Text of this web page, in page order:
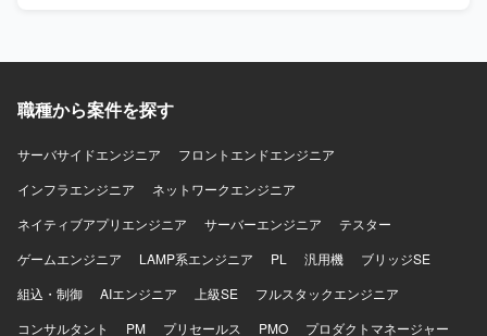
職種から案件を探す
サーバサイドエンジニア
フロントエンドエンジニア
インフラエンジニア
ネットワークエンジニア
ネイティブアプリエンジニア
サーバーエンジニア
テスター
ゲームエンジニア
LAMP系エンジニア PL 汎用機
ブリッジSE
組込・制御
AIエンジニア 上級SE
フルスタックエンジニア
コンサルタント
PM プリセールス PMO
プロダクトマネージャー